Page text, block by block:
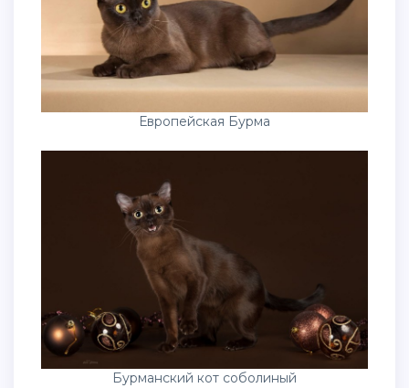
Европейская Бурма
Бурманский кот соболиный